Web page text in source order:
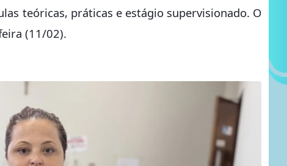
teóricas, práticas e estágio supervisionado. O
(11/02).